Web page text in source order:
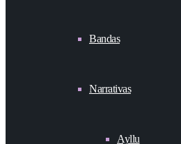
Bandas
Narrativas
Ayllu